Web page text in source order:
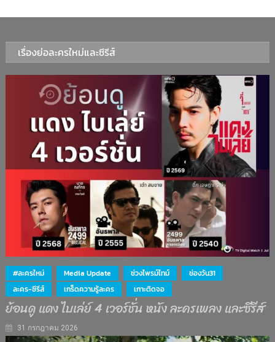
เรื่องย่อละครใหม่และซีรีส์
#ละครใหม่ Media Update ช่วงไพรม์ไทม์
ช่องวัน31
ละคร-ซีรีส์
เกร็ดความรู้ละคร เกาะติดจอ
ย้อนดู แดง ไบเล่ย์ 4 เวอร์ชั่น หนัง ละครเพลง และซีรีส์
31 กรกฎาคม 2026